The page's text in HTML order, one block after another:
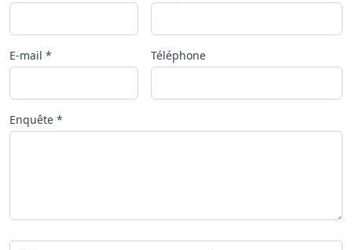
E-mail * Téléphone
Enquête *